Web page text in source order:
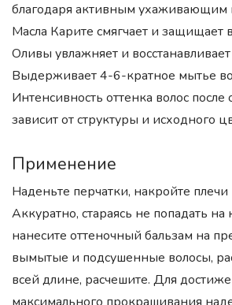
благодаря активным ухаживающим
Масла Карите смягчает и защищает
Оливы увлажняет и
Выдерживает 4-6-кратное мытье
Интенсивность оттенка волос
зависит от структуры и исходного
Применение
Наденьте перчатки, накройте
Аккуратно, стараясь не попадать
нанесите оттеночный бальзам на
вымытые и подсушенные волосы,
всей длине, расчешите. Для